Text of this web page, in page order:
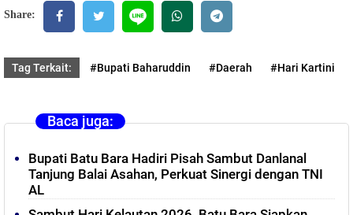
Share:
Tag Terkait: #Bupati Baharuddin #Daerah #Hari Kartini
Baca juga:
Bupati Batu Bara Hadiri Pisah Sambut Danlanal
Tanjung Balai Asahan, Perkuat Sinergi dengan TNI
AL